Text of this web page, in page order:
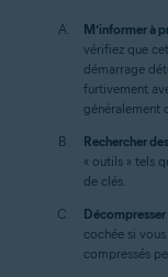
M’informer à
vérifiez que
démarrage
furtivement
généralement
Rechercher
« outils » tels
de clés.
Décompresser
cochée si
compressés